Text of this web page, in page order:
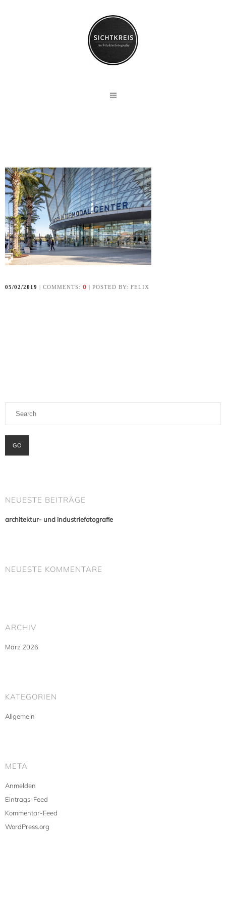
05/02/2019 | COMMENTS: 0 | POSTED BY: FELIX
NEUESTE BEITRÄGE
architektur- und industriefotografie
NEUESTE KOMMENTARE
ARCHIV
März 2026
KATEGORIEN
Allgemein
META
Anmelden
Eintrags-Feed
Kommentar-Feed
WordPress.org